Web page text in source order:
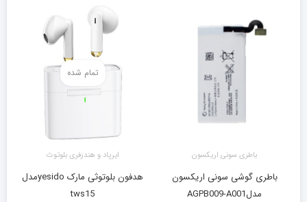
باطری سونی اریکسون
باطری گوشی سونی اریکسون
مدلAGPB009-A001
تمام شده
ایرپاد و هندزفری بلوتوث
هدفون بلوتوثی مارک yesidoمدل
tws15